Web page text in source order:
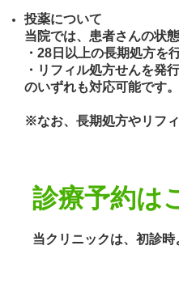
投薬について
当院では、患者さんの状態
・28日以上の長期処方を
・リフィル処方せんを発
のいずれも対応可能です。
※なお、長期処方やリフ
診療予約は
当クリニックは、初診